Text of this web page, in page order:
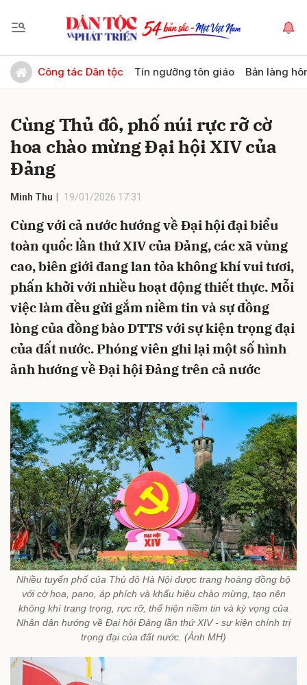
Công tác Dân tộc Tín ngưỡng tôn giáo Bản làng
Cùng Thủ đô, phố núi rực rỡ cờ
hoa chào mừng Đại hội XIV của
Đảng
Minh Thu 19/01/2026 17:31
Cùng với cả nước hướng về Đại hội đại biểu
toàn quốc lần thứ XIV của Đảng, các xã vùng
cao, biên giới đang lan tỏa không khí vui tươi,
phấn khởi với nhiều hoạt động thiết thực. Mỗi
việc làm đều gửi gắm niềm tin và sự đồng
lòng của đồng bào DTTS với sự kiện trọng đại
của đất nước. Phóng viên ghi lại một số hình
ảnh hướng về Đại hội Đảng trên cả nước
Nhiều tuyến phố của Thủ đô Hà Nội được trang hoàng đồng bộ
với cờ hoa, pano, áp phích và khẩu hiệu chào mừng, tạo nên
không khí trang trọng, rực rỡ, thể hiện niềm tin và kỳ vọng của
Nhân dân hướng về Đại hội Đảng lần thứ XIV - sự kiện chính trị
trọng đại của đất nước. (Ảnh MH)
Gửi bình luận